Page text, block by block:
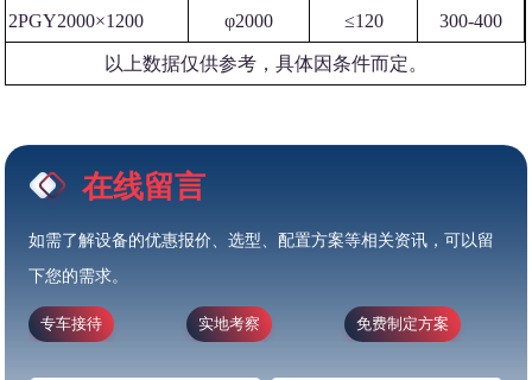
2PGY2000×1200 φ2000 ≤120 300-400
以上数据仅供参考，具体因条件而定。
在线留言
如需了解设备的优惠报价、选型、配置方案等相关资讯，可以留
下您的需求。
专车接待 实地考察 免费制定方案